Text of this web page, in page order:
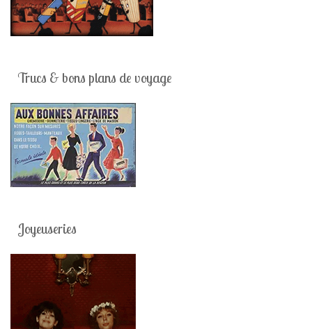
Trucs & bons plans de voyage
Joyeuseries